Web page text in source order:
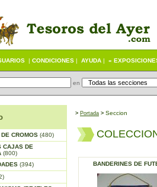
| CONDICIONES | AYUDA | «
en
CROMOS (480)
CAJAS DE
(800)
(394)
> Portada > Seccion
BANDERINES DE